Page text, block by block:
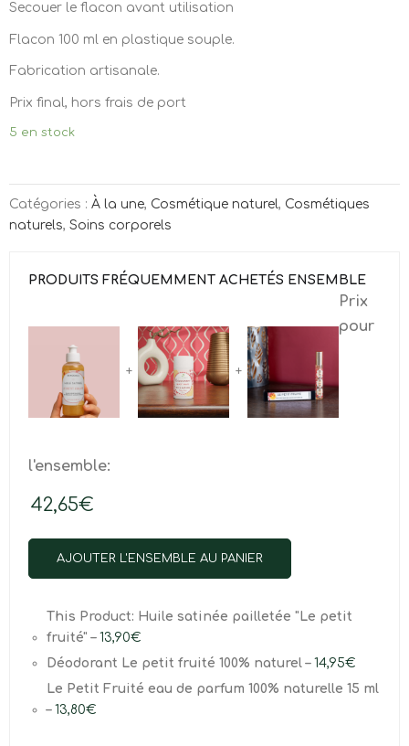
Secouer le flacon avant utilisation
Flacon 100 ml en plastique souple.
Fabrication artisanale.
Prix final, hors frais de port
5 en stock
Catégories : À la une, Cosmétique naturel, Cosmétiques
naturels, Soins corporels
PRODUITS FRÉQUEMMENT ACHETÉS ENSEMBLE
+ +
Prix
pour
l'ensemble:
42,65€
AJOUTER L'ENSEMBLE AU PANIER
This Product: Huile satinée pailletée "Le petit
fruité"– 13,90€
Déodorant Le petit fruité 100% naturel– 14,95€
Le Petit Fruité eau de parfum 100% naturelle 15 ml
– 13,80€